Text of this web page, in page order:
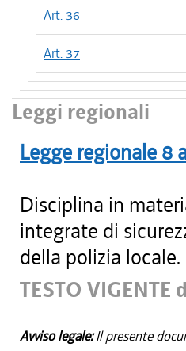
Art. 36
Art. 37
Leggi regionali
Legge regionale 8
Disciplina in
integrate di
della polizia locale.
TESTO
Avviso legale:Il presente